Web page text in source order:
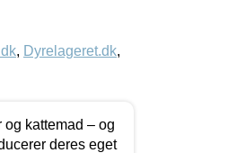
, Dyrelageret.dk,
kattemad – og
deres eget